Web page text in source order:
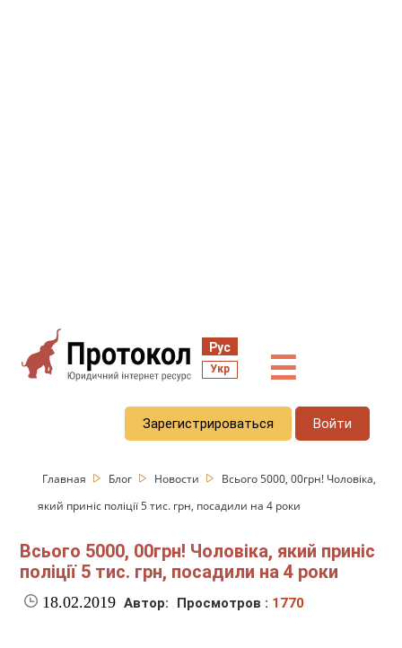
Рус
Укр ☰
Зарегистрироваться Войти
Главная Блог Новости
Всього 5000, 00грн! Чоловіка,
який приніс поліції 5 тис. грн, посадили на 4 роки
Всього 5000, 00грн! Чоловіка, який приніс
поліції 5 тис. грн, посадили на 4 роки
18.02.2019 Автор: Просмотров : 1770